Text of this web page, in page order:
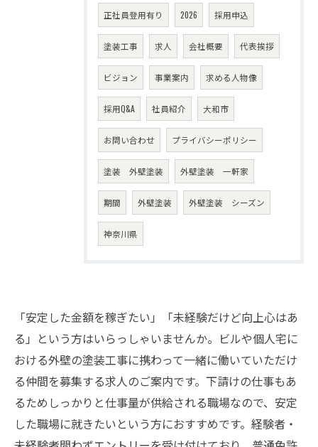
正社員登用有り 2026 採用申込
塗装工事 求人 会社概要 代表挨拶
ビジョン 事業案内 求める人物像
採用Q&A 社員紹介 大和市
お問い合わせ プライバシーポリシー
塗装 外壁塗装 外壁塗装 一軒家
期間 外壁塗装 外壁塗装 シーズン
神奈川県
「安定した金額を稼ぎたい」「未経験だけど向上心はあ
る」という方はいらっしゃいませんか。ビルや個人宅に
おける外壁の塗装工事に携わって一緒に働いていただけ
る仲間を募集する求人のご案内です。下請けの仕事もあ
るためしっかりと仕事量が供給される職場なので、安定
した職場に就きたいという方におすすめです。経験者・